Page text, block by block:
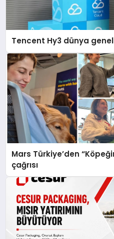
Tencent Hy3 dünya
Mars Türkiye’den
çağrısı